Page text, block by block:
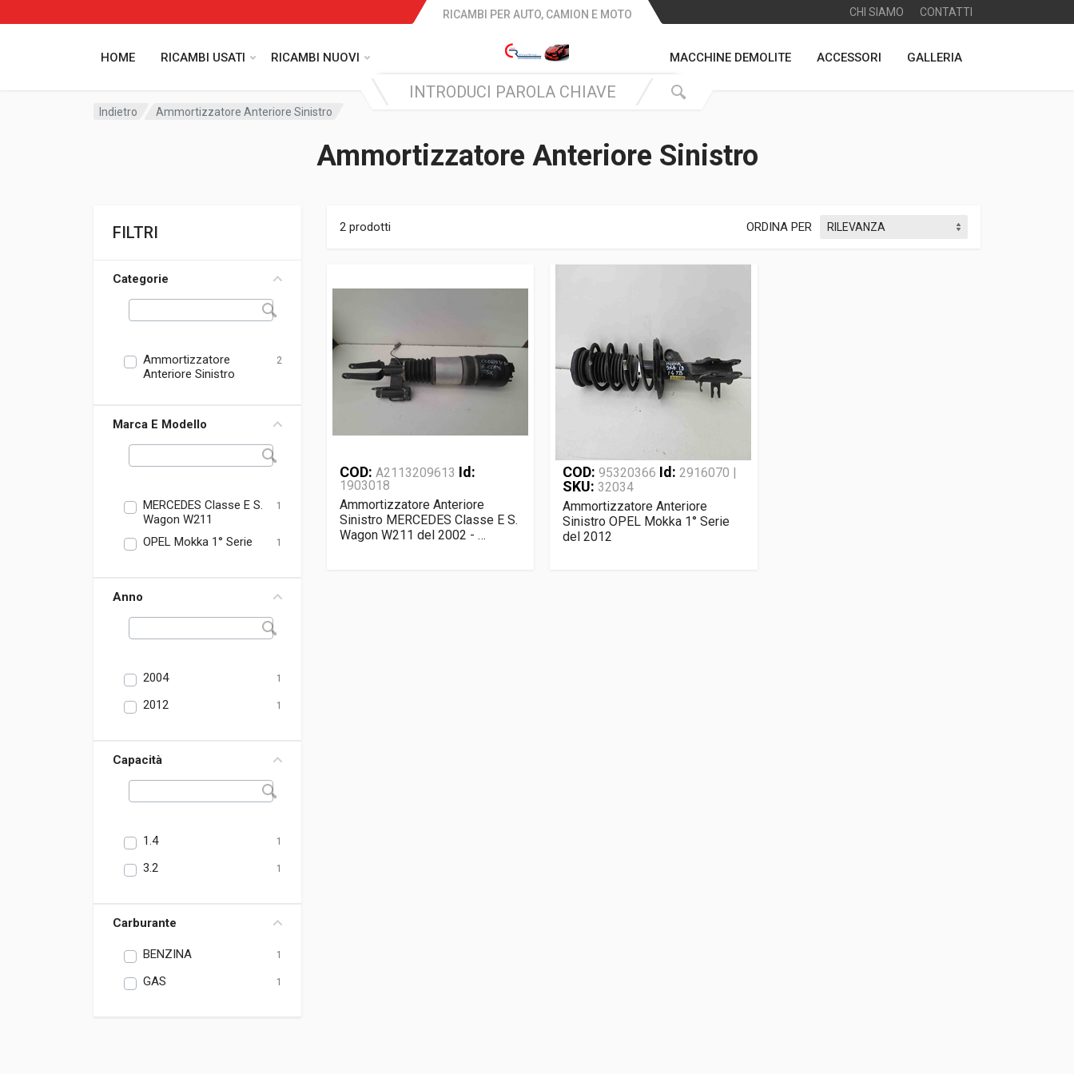
CHI SIAMO CONTATTI
HOME RICAMBI USATI RICAMBI NUOVI
RICAMBI PER AUTO, CAMION E MOTO
MACCHINE DEMOLITE ACCESSORI GALLERIA
Indietro Ammortizzatore Anteriore Sinistro
Ammortizzatore Anteriore Sinistro
FILTRI
Categorie
Ammortizzatore
Anteriore Sinistro
2
Marca E Modello
MERCEDES Classe E S.
Wagon W211
1
OPEL Mokka 1° Serie 1
Anno
2004 1
2012 1
Capacità
1.4 1
3.2 1
Carburante
BENZINA 1
GAS 1
2 prodotti ORDINA PER
COD: A2113209613 Id:
1903018
Ammortizzatore Anteriore
Sinistro MERCEDES Classe E S.
Wagon W211 del 2002 - …
COD:95320366 Id: 2916070 |
SKU:32034
Ammortizzatore Anteriore
Sinistro OPEL Mokka 1° Serie
del 2012